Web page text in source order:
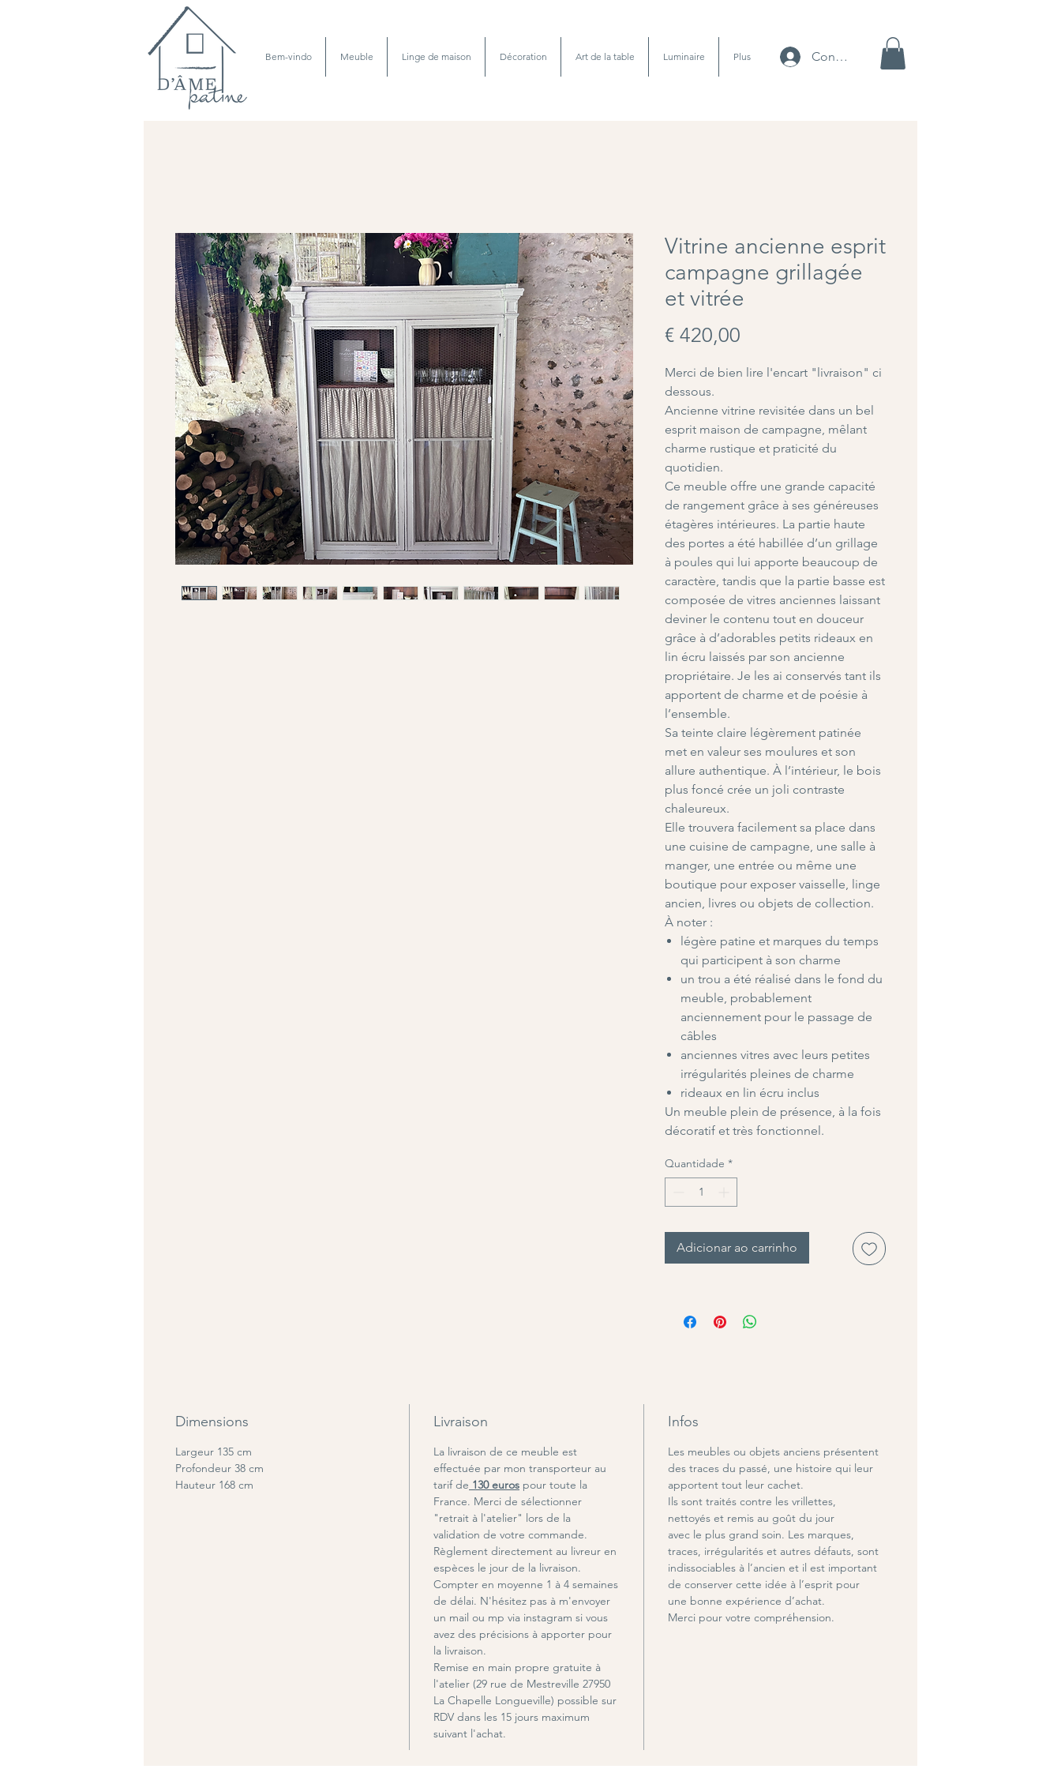
Bem-vindo Meuble Linge de maison Décoration Art de la table Luminaire Plus Connexion
Vitrine ancienne esprit
campagne grillagée
et vitrée
€ 420,00
Merci de bien lire l'encart "livraison" ci
dessous.
Ancienne vitrine revisitée dans un bel
esprit maison de campagne, mêlant
charme rustique et praticité du
quotidien.
Ce meuble offre une grande capacité
de rangement grâce à ses généreuses
étagères intérieures. La partie haute
des portes a été habillée d’un grillage
à poules qui lui apporte beaucoup de
caractère, tandis que la partie basse est
composée de vitres anciennes laissant
deviner le contenu tout en douceur
grâce à d’adorables petits rideaux en
lin écru laissés par son ancienne
propriétaire. Je les ai conservés tant ils
apportent de charme et de poésie à
l’ensemble.
Sa teinte claire légèrement patinée
met en valeur ses moulures et son
allure authentique. À l’intérieur, le bois
plus foncé crée un joli contraste
chaleureux.
Elle trouvera facilement sa place dans
une cuisine de campagne, une salle à
manger, une entrée ou même une
boutique pour exposer vaisselle, linge
ancien, livres ou objets de collection.
À noter :
légère patine et marques du temps
qui participent à son charme
un trou a été réalisé dans le fond du
meuble, probablement
anciennement pour le passage de
câbles
anciennes vitres avec leurs petites
irrégularités pleines de charme
rideaux en lin écru inclus
Un meuble plein de présence, à la fois
décoratif et très fonctionnel.
Quantidade *
Adicionar ao carrinho
Dimensions
Largeur 135 cm
Profondeur 38 cm
Hauteur 168 cm
Livraison
La livraison de ce meuble est
effectuée par mon transporteur au
tarif de 130 euros pour toute la
France. Merci de sélectionner
"retrait à l'atelier" lors de la
validation de votre commande.
Règlement directement au livreur en
espèces le jour de la livraison.
Compter en moyenne 1 à 4 semaines
de délai. N'hésitez pas à m'envoyer
un mail ou mp via instagram si vous
avez des précisions à apporter pour
la livraison.
Remise en main propre gratuite à
l'atelier (29 rue de Mestreville 27950
La Chapelle Longueville) possible sur
RDV dans les 15 jours maximum
suivant l'achat.
Infos
Les meubles ou objets anciens présentent
des traces du passé, une histoire qui leur
apportent tout leur cachet.
Ils sont traités contre les vrillettes,
nettoyés et remis au goût du jour
avec le plus grand soin. Les marques,
traces, irrégularités et autres défauts, sont
indissociables à l’ancien et il est important
de conserver cette idée à l’esprit pour
une bonne expérience d’achat.
Merci pour votre compréhension.